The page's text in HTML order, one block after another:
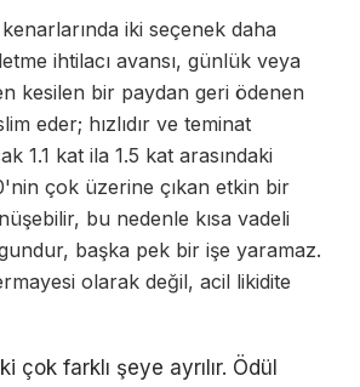
iki seçenek daha
ihtilacı avansı, günlük veya
kesilen bir paydan geri ödenen
eder; hızlıdır ve teminat
1.1 kat ila 1.5 kat arasındaki
çok üzerine çıkan etkin bir
bu nedenle kısa vadeli
başka pek bir işe yaramaz.
olarak değil, acil likidite
çok farklı şeye ayrılır. Ödül